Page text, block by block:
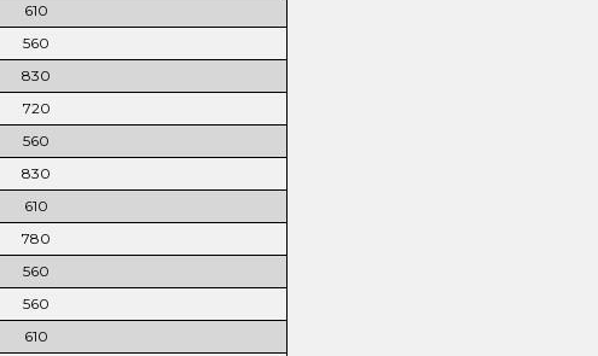
610
560
830
720
560
830
610
780
560
560
610